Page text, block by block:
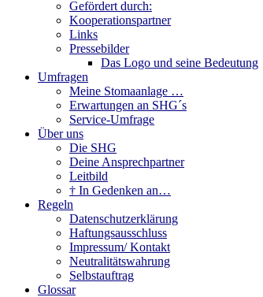
Gefördert durch:
Kooperationspartner
Links
Pressebilder
Das Logo und seine Bedeutung
Umfragen
Meine Stomaanlage …
Erwartungen an SHG´s
Service-Umfrage
Über uns
Die SHG
Deine Ansprechpartner
Leitbild
† In Gedenken an…
Regeln
Datenschutzerklärung
Haftungsausschluss
Impressum/ Kontakt
Neutralitätswahrung
Selbstauftrag
Glossar